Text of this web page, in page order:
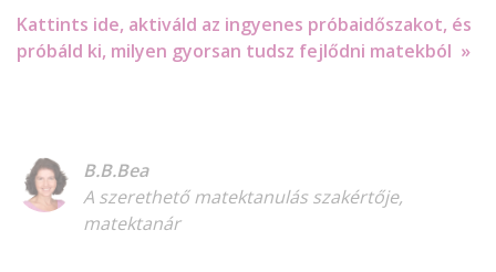
Kattints ide, aktiváld az ingyenes próbaidőszakot, és
próbáld ki, milyen gyorsan tudsz fejlődni matekból »
B.B.Bea
A szerethető matektanulás szakértője,
matektanár